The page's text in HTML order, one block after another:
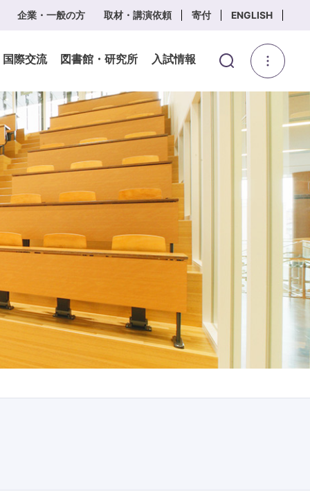
企業・一般の方 取材・講演依頼 寄付 ENGLISH
際交流 図書館・研究所 入試情報